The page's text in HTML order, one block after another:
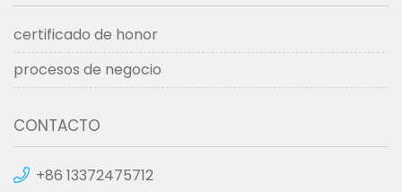
certificado de honor
procesos de negocio
CONTACTO
+86 13372475712